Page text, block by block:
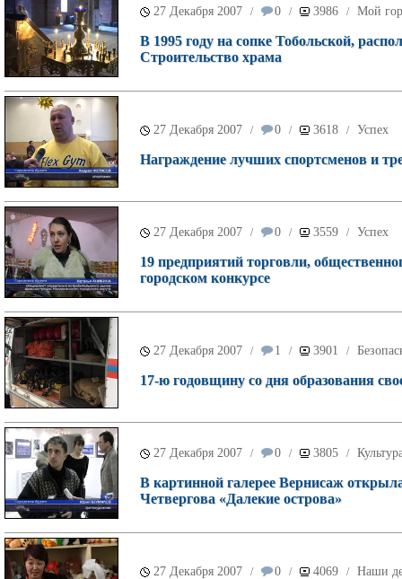
27 Декабря 2007 / 0 / 3986 / Мой
В 1995 году на сопке Тобольской,
Строительство храма
27 Декабря 2007 / 0 / 3618 / Успех
Награждение лучших спортсменов и
27 Декабря 2007 / 0 / 3559 / Успех
19 предприятий торговли,
городском конкурсе
27 Декабря 2007 / 1 / 3901 /
17-ю годовщину со дня образования
27 Декабря 2007 / 0 / 3805 /
В картинной галерее Вернисаж
Четвергова «Далекие острова»
27 Декабря 2007 / 0 / 4069 / Наши